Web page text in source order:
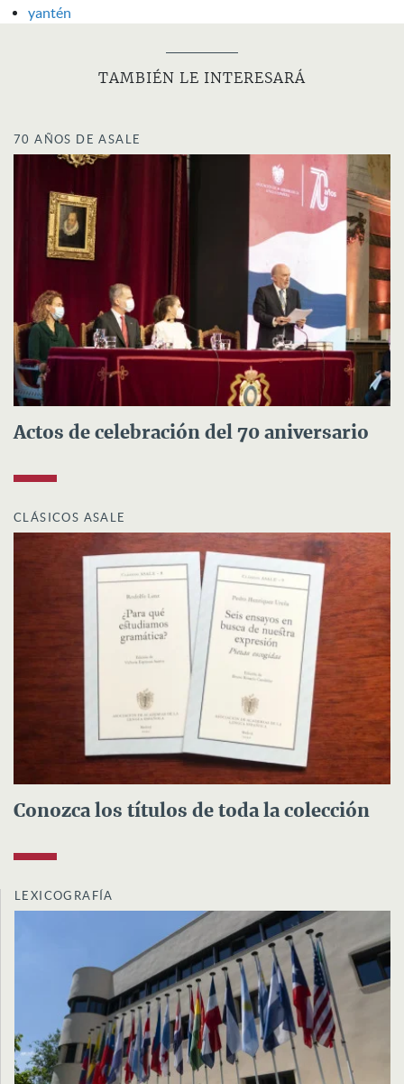
yantén
TAMBIÉN LE INTERESARÁ
70 AÑOS DE ASALE
Actos de celebración del 70 aniversario
CLÁSICOS ASALE
Conozca los títulos de toda la colección
LEXICOGRAFÍA